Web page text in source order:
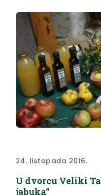
24. listopada 2016.
U dvorcu Veliki
jabuka“